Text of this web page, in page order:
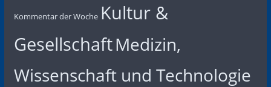
Kommentar der Woche Kultur &
GesellschaftMedizin,
Wissenschaft und Technologie